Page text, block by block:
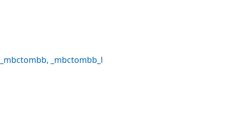
_mbctombb, _mbctombb_l